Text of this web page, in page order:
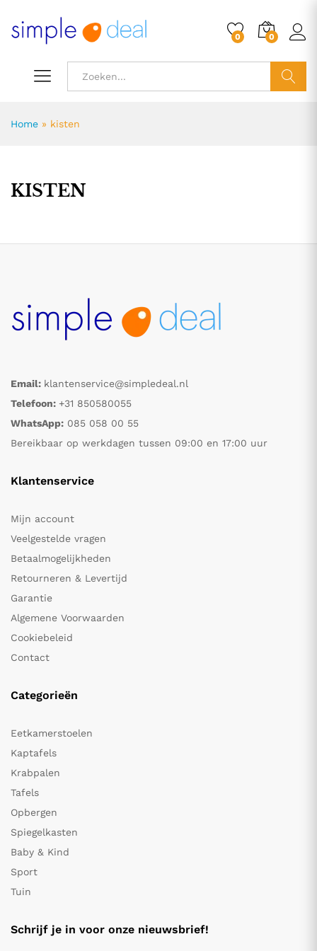
0 0
Home » kisten
KISTEN
Email: klantenservice@simpledeal.nl
Telefoon: +31 850580055
WhatsApp: 085 058 00 55
Bereikbaar op werkdagen tussen 09:00 en 17:00 uur
Klantenservice
Mijn account
Veelgestelde vragen
Betaalmogelijkheden
Retourneren & Levertijd
Garantie
Algemene Voorwaarden
Cookiebeleid
Contact
Categorieën
Eetkamerstoelen
Kaptafels
Krabpalen
Tafels
Opbergen
Spiegelkasten
Baby & Kind
Sport
Tuin
Schrijf je in voor onze nieuwsbrief!